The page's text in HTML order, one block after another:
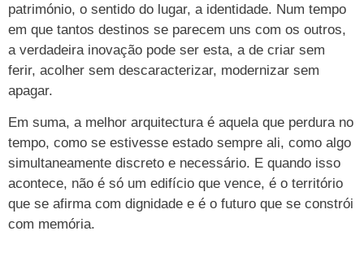
património, o sentido do lugar, a identidade. Num tempo
em que tantos destinos se parecem uns com os outros,
a verdadeira inovação pode ser esta, a de criar sem
ferir, acolher sem descaracterizar, modernizar sem
apagar.
Em suma, a melhor arquitectura é aquela que perdura no
tempo, como se estivesse estado sempre ali, como algo
simultaneamente discreto e necessário. E quando isso
acontece, não é só um edifício que vence, é o território
que se afirma com dignidade e é o futuro que se constrói
com memória.